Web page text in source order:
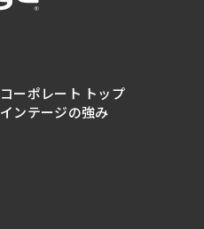
コーポレート トップ
インテージの強み